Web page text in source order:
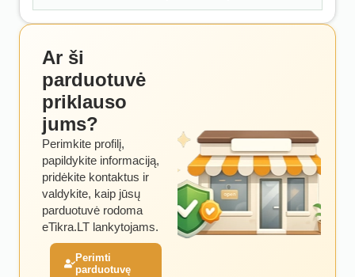
Ar ši
parduotuvė
priklauso
jums?
Perimkite profilį,
papildykite informaciją,
pridėkite kontaktus ir
valdykite, kaip jūsų
parduotuvė rodoma
eTikra.LT lankytojams.
Perimti
parduotuvę